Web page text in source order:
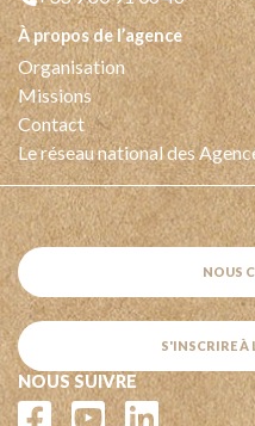
à propos de l’agence
Organisation
Missions
Contact
Le réseau national des
NOUS
S'INSCRIRE À
NOUS SUIVRE